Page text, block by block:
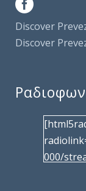
Discover
Discover
000/